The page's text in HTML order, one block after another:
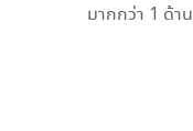
มากกว่า 1 ด้าน